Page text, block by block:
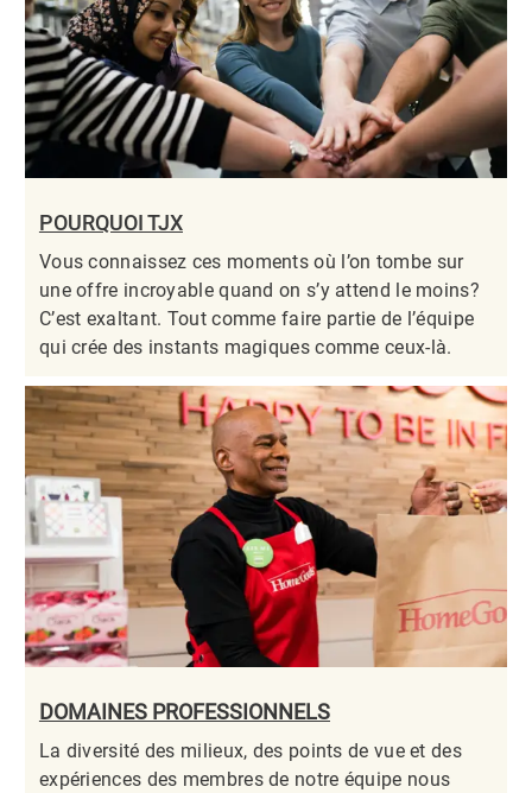
POURQUOI TJX
Vous connaissez ces moments où l’on tombe sur
une offre incroyable quand on s’y attend le moins?
C’est exaltant. Tout comme faire partie de l’équipe
qui crée des instants magiques comme ceux-là.​​​​​​​
DOMAINES PROFESSIONNELS
La diversité des milieux, des points de vue et des
expériences des membres de notre équipe nous